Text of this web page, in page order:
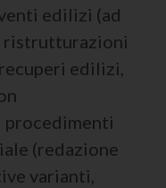
edilizi (ad
ristrutturazioni
edilizi,
procedimenti
(redazione
varianti,